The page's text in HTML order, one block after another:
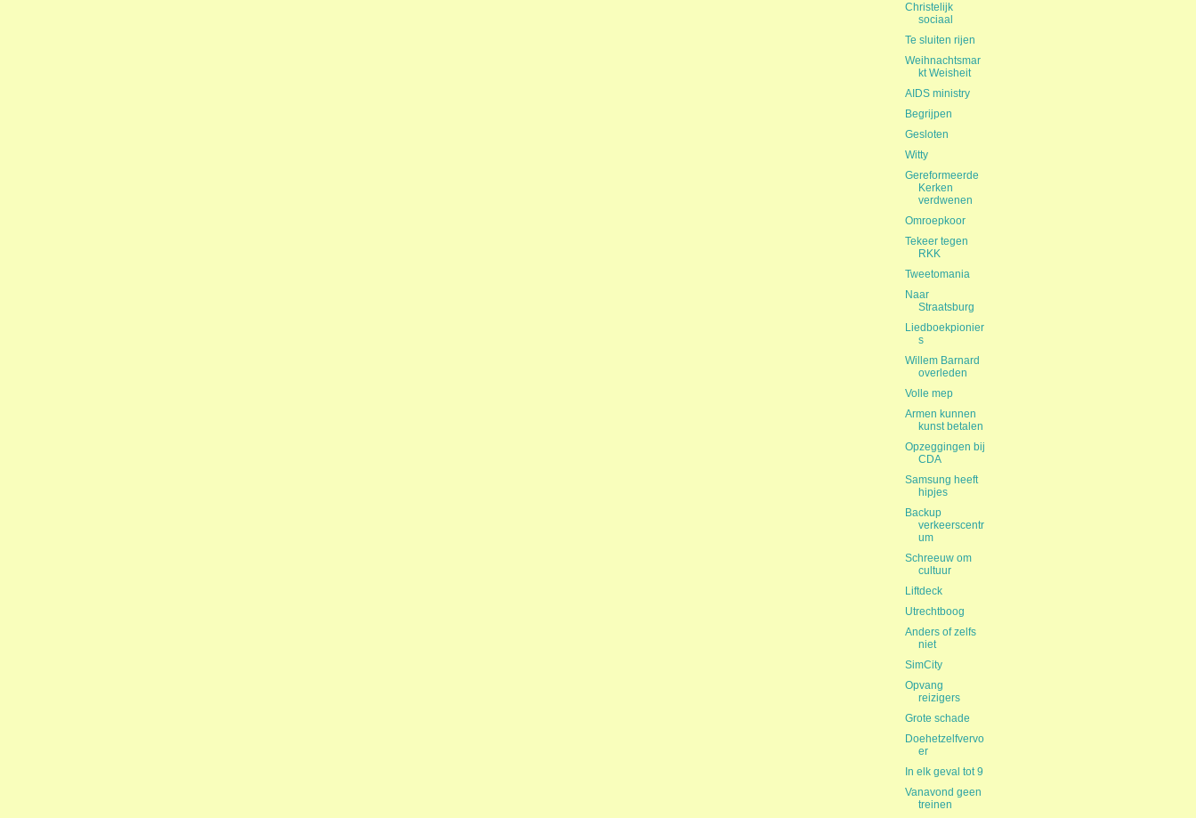
Christelijk
sociaal
Te sluiten rijen
Weihnachtsmar
kt Weisheit
AIDS ministry
Begrijpen
Gesloten
Witty
Gereformeerde
Kerken
verdwenen
Omroepkoor
Tekeer tegen
RKK
Tweetomania
Naar
Straatsburg
Liedboekpionier
s
Willem Barnard
overleden
Volle mep
Armen kunnen
kunst betalen
Opzeggingen bij
CDA
Samsung heeft
hipjes
Backup
verkeerscentr
um
Schreeuw om
cultuur
Liftdeck
Utrechtboog
Anders of zelfs
niet
SimCity
Opvang
reizigers
Grote schade
Doehetzelfvervo
er
In elk geval tot 9
Vanavond geen
treinen